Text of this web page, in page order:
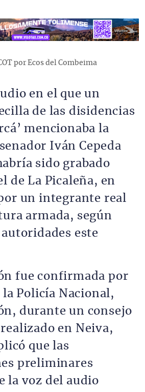
por Ecos del Combeima
en el que un
de las disidencias
mencionaba la
Iván Cepeda
sido grabado
de La Picaleña, en
un integrante real
armada, según
este
fue confirmada por
Policía Nacional,
durante un consejo
en Neiva,
que las
preliminares
la voz del audio